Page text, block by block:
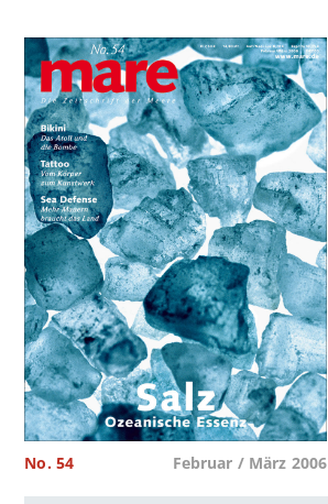
No. 54 Februar / März 2006